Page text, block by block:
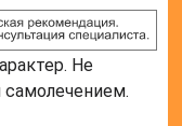
Не
самолечением.